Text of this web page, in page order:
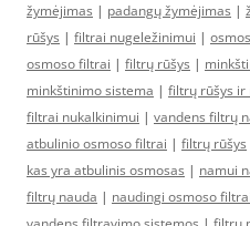
žymėjimas | padangų žymėjimas |
rūšys | filtrai nugeležinimui |
osmoso filtrai | filtrų rūšys |
minkštinimo sistema | filtrų rūšys ir
filtrai nukalkinimui | vandens filtrų
atbulinio osmoso filtrai | filtrų rūšys
kas yra atbulinis osmosas | namui
filtrų nauda | naudingi osmoso filtrai